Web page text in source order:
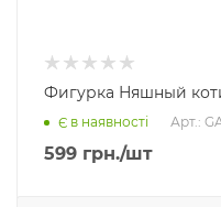
Фигурка Няшный
Є в наявності Арт.:
599 грн./шт